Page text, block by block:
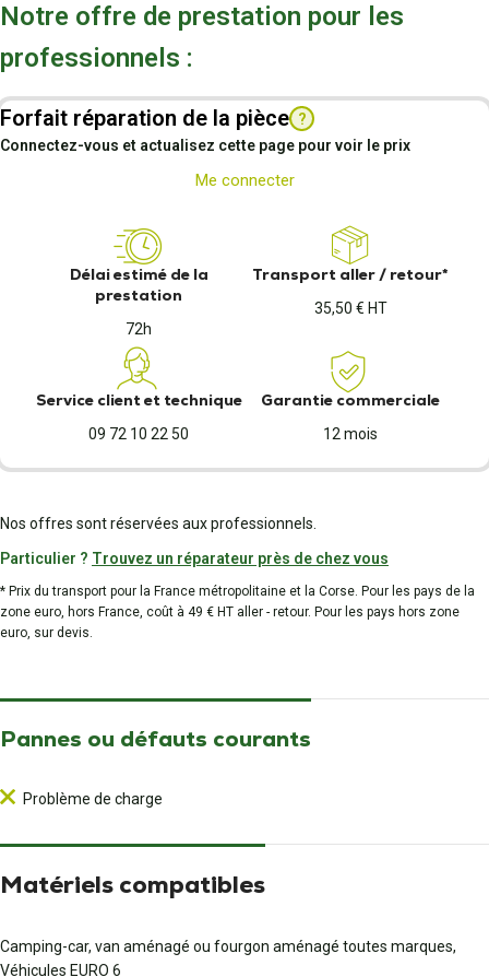
Notre offre de prestation pour les
professionnels :
Forfait réparation de la pièce ?
Connectez-vous et actualisez cette page pour voir le prix
Me connecter
Délai estimé de la
prestation
72h
Transport aller / retour*
35,50 € HT
Service client et technique
09 72 10 22 50
Garantie commerciale
12 mois
Nos offres sont réservées aux professionnels.
Particulier ? Trouvez un réparateur près de chez vous
* Prix du transport pour la France métropolitaine et la Corse. Pour les pays de la
zone euro, hors France, coût à 49 € HT aller - retour. Pour les pays hors zone
euro, sur devis.
Pannes ou défauts courants
Problème de charge
Matériels compatibles
Camping-car, van aménagé ou fourgon aménagé toutes marques,
Véhicules EURO 6